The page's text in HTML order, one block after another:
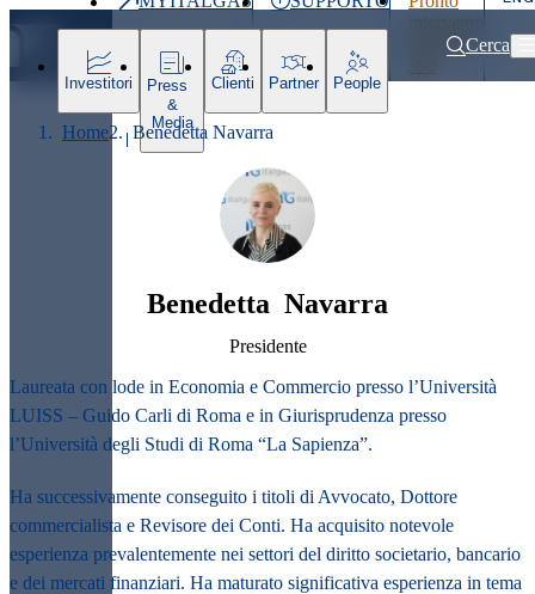
Ultimo
800 900Cerca
Investitori
Press
&
Media
Clienti Partner People
Home Benedetta Navarra
Benedetta Navarra
Presidente
Laureata con lode in Economia e Commercio presso l’Università
LUISS – Guido Carli di Roma e in Giurisprudenza presso
l’Università degli Studi di Roma “La Sapienza”.
Ha successivamente conseguito i titoli di Avvocato, Dottore
commercialista e Revisore dei Conti. Ha acquisito notevole
esperienza prevalentemente nei settori del diritto societario, bancario
e dei mercati finanziari. Ha maturato significativa esperienza in tema